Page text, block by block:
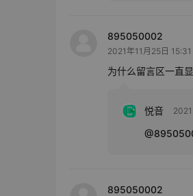
895050002
2021年11月25日 15:31
为什么留言区一直
悦音
895050002